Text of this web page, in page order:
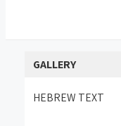
GALLERY
HEBREW TEXT